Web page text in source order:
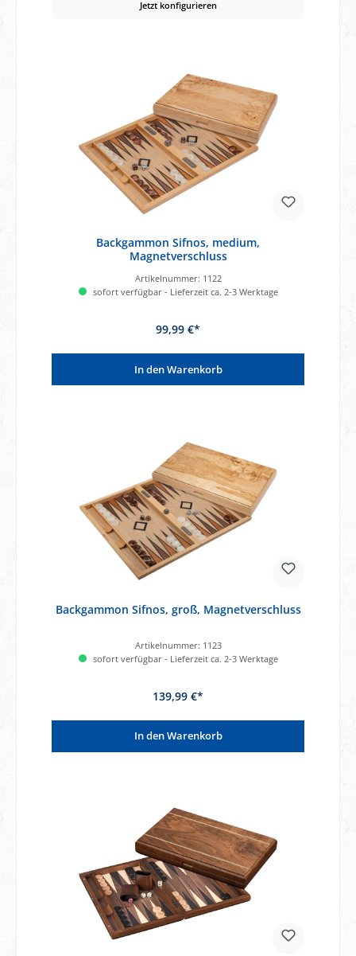
Jetzt konfigurieren
Backgammon Sifnos, medium,
Magnetverschluss
Artikelnummer: 1122
sofort verfügbar - Lieferzeit ca. 2-3 Werktage
99,99 €*
In den Warenkorb
Backgammon Sifnos, groß, Magnetverschluss
Artikelnummer: 1123
sofort verfügbar - Lieferzeit ca. 2-3 Werktage
139,99 €*
In den Warenkorb